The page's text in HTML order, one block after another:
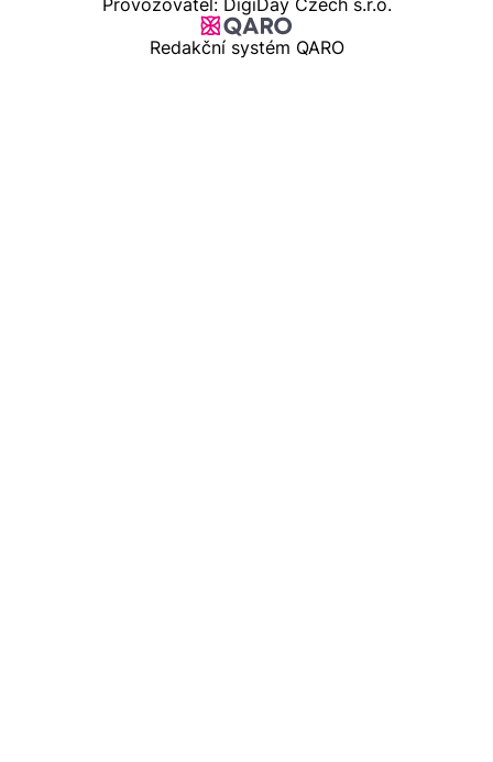
Provozovatel: DigiDay Czech s.r.o.
Redakční systém QARO